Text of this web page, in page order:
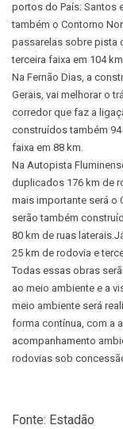
portos do País: Santos
também o Contorno
passarelas sobre pista
terceira faixa em 104
Na Fernão Dias, a
Gerais, vai melhorar o
corredor que faz a
construídos também 94
faixa em 88 km.
Na Autopista
duplicados 176 km de
mais importante será o
serão também
80 km de ruas
25 km de rodovia e
Todas essas obras
ao meio ambiente e a
meio ambiente será
forma contínua, com a
acompanhamento
rodovias sob
Fonte: Estadão